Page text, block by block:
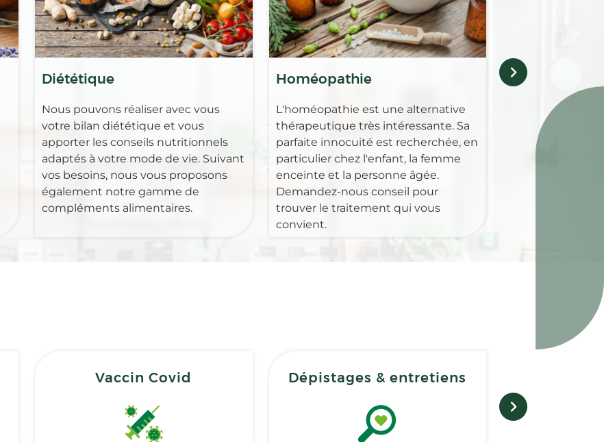
Diététique
Nous pouvons réaliser avec vous
votre bilan diététique et vous
apporter les conseils nutritionnels
adaptés à votre mode de vie. Suivant
vos besoins, nous vous proposons
également notre gamme de
compléments alimentaires.
Homéopathie
L'homéopathie est une alternative
thérapeutique très intéressante. Sa
parfaite innocuité est recherchée, en
particulier chez l'enfant, la femme
enceinte et la personne âgée.
Demandez-nous conseil pour
trouver le traitement qui vous
convient.
Vaccin Covid Dépistages & entretiens